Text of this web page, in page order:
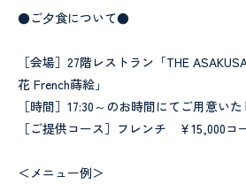
●ご夕食について●
［会場］27階レストラン「THE
花 French蒔絵」
［時間］17:30～のお時間にてご用意い
［ご提供コース］フレンチ ￥15,000コ
＜メニュー例＞